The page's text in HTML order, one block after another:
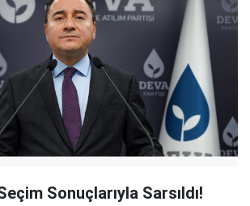
Sonuçlarıyla Sarsıldı!